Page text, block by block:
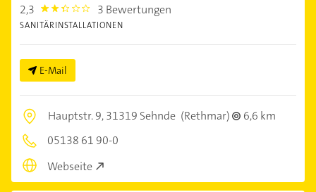
2,3 2.3 3 Bewertungen
SANITÄRINSTALLATIONEN
E-Mail
Hauptstr. 9,31319 Sehnde (Rethmar)
6,6 km
05138 61 90-0
Webseite